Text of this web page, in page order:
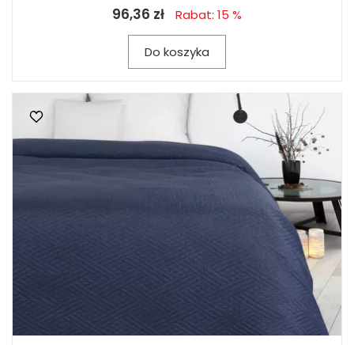
96,36 zł Rabat: 15 %
Do koszyka